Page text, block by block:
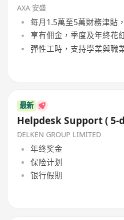
AXA 安盛
每月1.5萬至5萬財務津貼
享有佣金，季度及年終花
彈性工時，支持學業與職
最新
Helpdesk Support ( 5-
DELKEN GROUP LIMITED
年终奖金
保险计划
银行假期